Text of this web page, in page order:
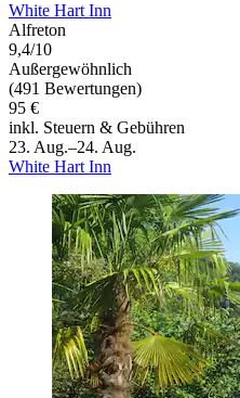
White Hart Inn
Alfreton
9,4/10
Außergewöhnlich
(491 Bewertungen)
95 €
inkl. Steuern & Gebühren
23. Aug.–24. Aug.
White Hart Inn